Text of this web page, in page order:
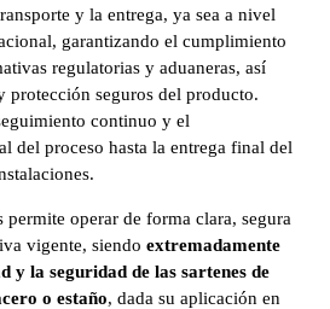
y la entrega, ya sea a nivel
garantizando el cumplimiento
regulatorias y aduaneras, así
protección seguros del producto.
continuo y el
del proceso hasta la entrega final del
permite operar de forma clara, segura
vigente, siendo extremadamente
y la seguridad de las sartenes de
o estaño, dada su aplicación en